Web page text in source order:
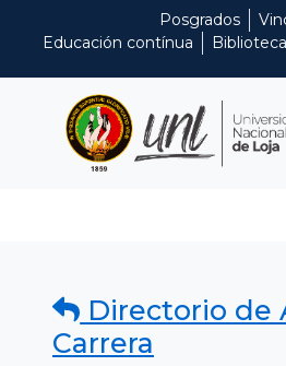
Posgrados
Educación contínua
Directorio de
Carrera